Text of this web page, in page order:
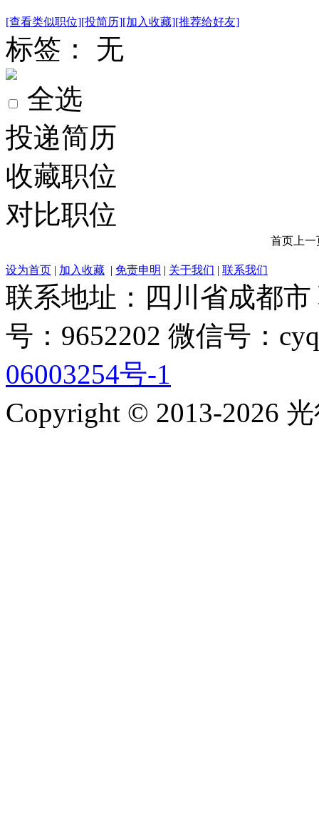
[查看类似职位][投简历][加入收藏][推荐给好友]
标签： 无
全选
投递简历
收藏职位
对比职位
首页 上
设为首页 | 加入收藏 | 免责申明 | 关于我们 | 联系我们
联系地址：四川省成都市
号：9652202 微信号：
06003254号-1
Copyright © 2013-2026